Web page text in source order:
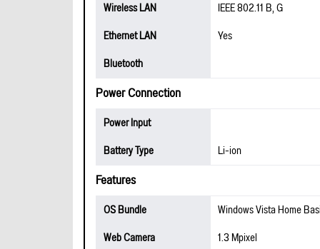
Wireless LAN
IEEE 802.11 B, G
Ethernet LAN
Yes
Bluetooth
Power Connection
Power Input
Battery Type
Li-ion
Features
OS Bundle
Windows Vista Home
Web Camera
1.3 Mpixel